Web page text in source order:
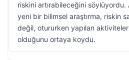
riskini artırabileceğini söylüyordu.
yeni bir bilimsel araştırma, riskin
değil, otururken yapılan
olduğunu ortaya koydu.